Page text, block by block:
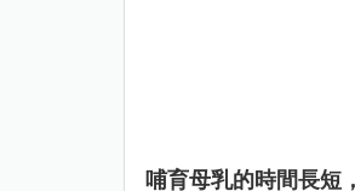
哺育母乳的時間長短